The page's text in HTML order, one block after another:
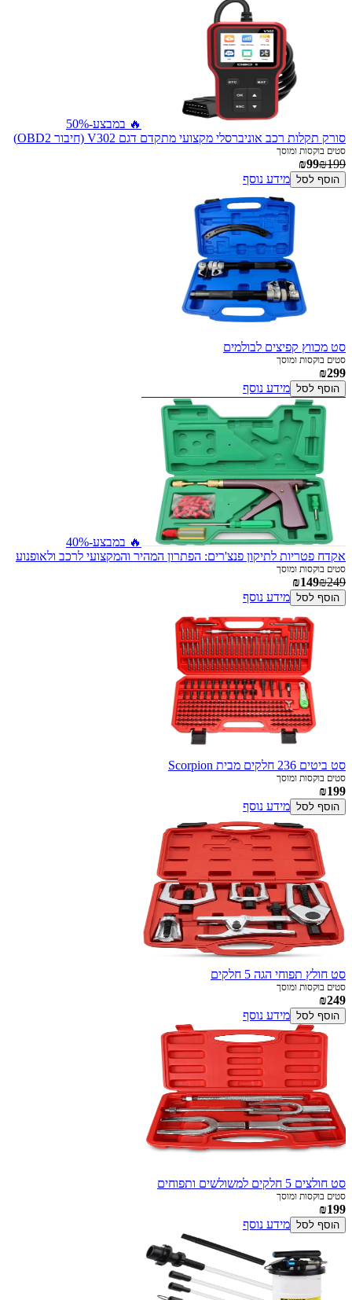
🔥 במבצע-50%
סורק תקלות רכב אוניברסלי מקצועי מתקדם דגם V302 (חיבור OBD2)
סטים בוקסות ומוסך
₪99₪199
הוסף לסל מידע נוסף
סט מכווץ קפיצים לבולמים
סטים בוקסות ומוסך
₪299
הוסף לסל מידע נוסף
🔥 במבצע-40%
אקדח פטריות לתיקון פנצ'רים: הפתרון המהיר והמקצועי לרכב ולאופנוע
סטים בוקסות ומוסך
₪149₪249
הוסף לסל מידע נוסף
סט ביטים 236 חלקים מבית Scorpion
סטים בוקסות ומוסך
₪199
הוסף לסל מידע נוסף
סט חולץ תפוחי הגה 5 חלקים
סטים בוקסות ומוסך
₪249
הוסף לסל מידע נוסף
סט חולצים 5 חלקים למשולשים ותפוחים
סטים בוקסות ומוסך
₪199
הוסף לסל מידע נוסף